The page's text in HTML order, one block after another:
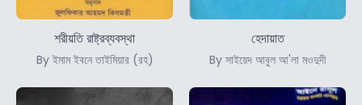
শরীয়তি রাষ্ট্রব্যবস্থা
By ইমাম ইবনে তাইমিয়ার (রহ)
হেদায়াত
By সাইয়েদ আবুল আ'লা মওদুদী